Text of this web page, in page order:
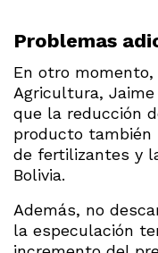
Problemas
En otro
Agricultura,
que la reducción
producto también
de fertilizantes y
Bolivia.
Además, no
la especulación